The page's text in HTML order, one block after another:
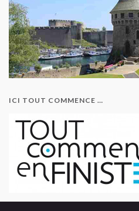
ICI TOUT COMMENCE …